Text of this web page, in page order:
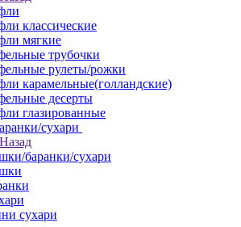
классические
мягкие
трубочки
рулеты/рожки
карамельные(голландские)
десерты
глазированные
сухари
Назад
баранки/сухари
сухари